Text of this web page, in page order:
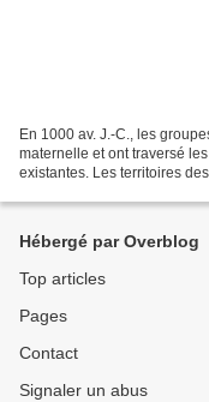
En 1000 av. J.-C., les
maternelle et ont traversé
existantes. Les territoires
Hébergé par Overblog
Top articles
Pages
Contact
Signaler un abus